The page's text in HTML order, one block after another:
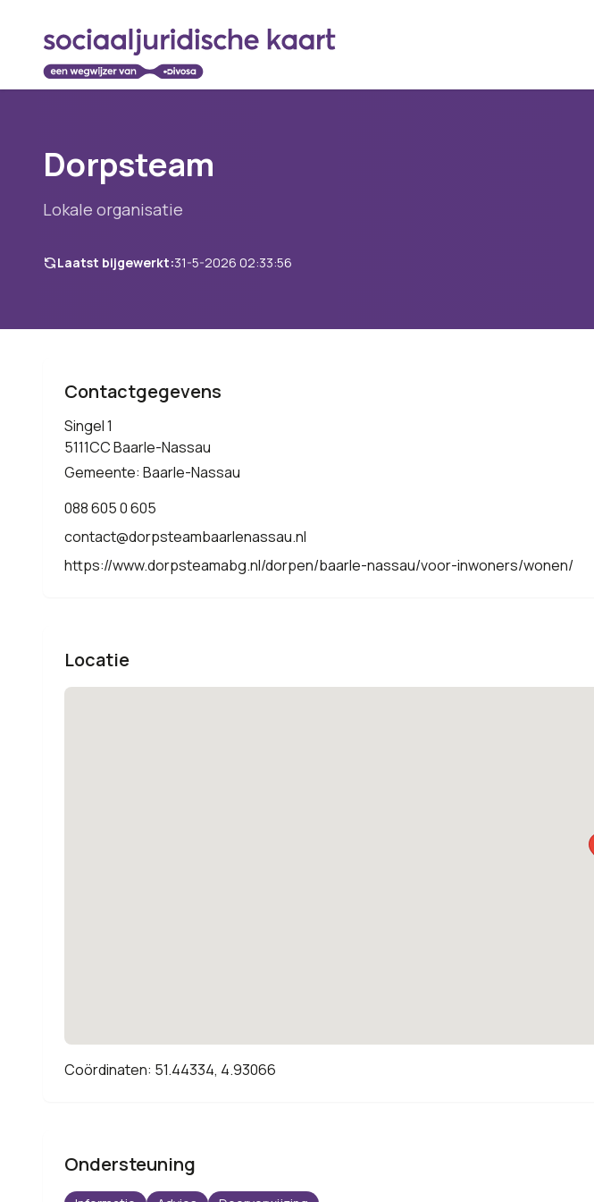
Dorpsteam
Lokale organisatie
Laatst bijgewerkt:31-5-2026 02:33:56
Contactgegevens
Singel 1
5111CC Baarle-Nassau
Gemeente: Baarle-Nassau
088 605 0 605
contact@dorpsteambaarlenassau.nl
https://www.dorpsteamabg.nl/dorpen/baarle-nassau/voor-inwoners/wonen/
Locatie
Coördinaten: 51.44334, 4.93066
Ondersteuning